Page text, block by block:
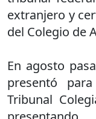
extranjero y
del Colegio de
En agosto
presentó
Tribunal